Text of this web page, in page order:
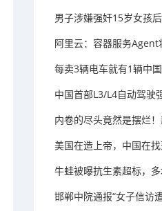
男子涉嫌强奸15岁女孩
阿里云：容器服务Agent
每卖3辆电车就有1辆中
中国首部L3/L4自动驾驶
内卷的尽头竟然是摆烂
美国在造上帝，中国在
牛蛙被曝抗生素超标，
邯郸中院通报“女子信访